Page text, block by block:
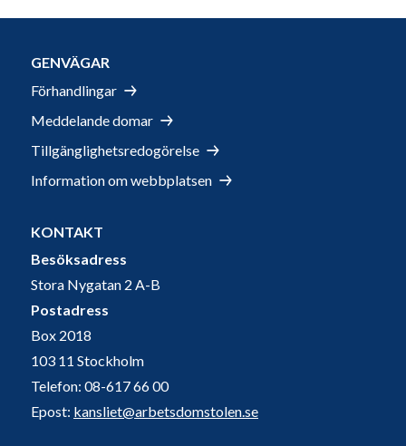
GENVÄGAR
Förhandlingar
Meddelande domar
Tillgänglighetsredogörelse
Information om webbplatsen
KONTAKT
Besöksadress
Stora Nygatan 2 A-B
Postadress
Box 2018
103 11 Stockholm
Telefon: 08-617 66 00
Epost: kansliet@arbetsdomstolen.se